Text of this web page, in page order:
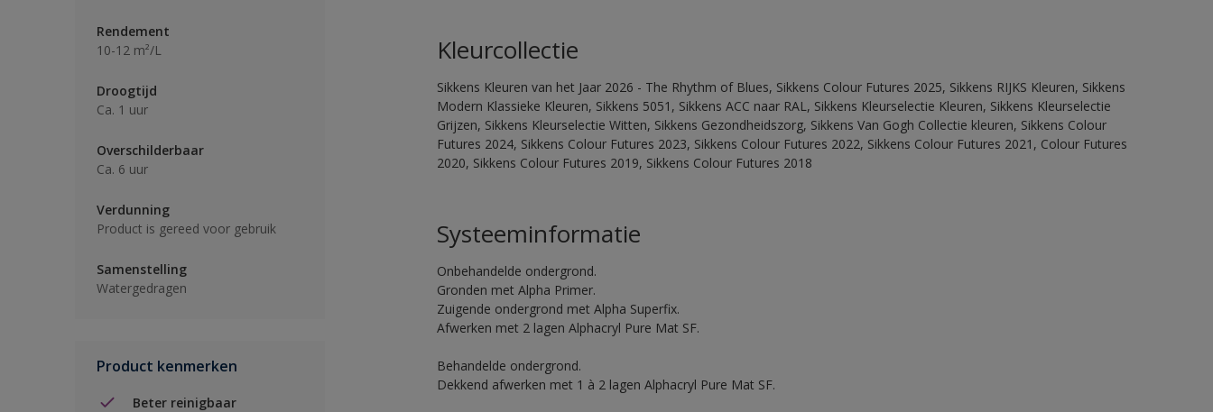
Rendement
10-12 m²/L
Droogtijd
Ca. 1 uur
Overschilderbaar
Ca. 6 uur
Verdunning
Product is gereed voor gebruik
Samenstelling
Watergedragen
Product kenmerken
Beter reinigbaar
Kleurcollectie
Sikkens Kleuren van het Jaar 2026 - The Rhythm of Blues, Sikkens Colour Futures 2025, Sikkens RIJKS Kleuren, Sikkens
Modern Klassieke Kleuren, Sikkens 5051, Sikkens ACC naar RAL, Sikkens Kleurselectie Kleuren, Sikkens Kleurselectie
Grijzen, Sikkens Kleurselectie Witten, Sikkens Gezondheidszorg, Sikkens Van Gogh Collectie kleuren, Sikkens Colour
Futures 2024, Sikkens Colour Futures 2023, Sikkens Colour Futures 2022, Sikkens Colour Futures 2021, Colour Futures
2020, Sikkens Colour Futures 2019, Sikkens Colour Futures 2018
Systeeminformatie
Onbehandelde ondergrond.
Gronden met Alpha Primer.
Zuigende ondergrond met Alpha Superfix.
Afwerken met 2 lagen Alphacryl Pure Mat SF.
Behandelde ondergrond.
Dekkend afwerken met 1 à 2 lagen Alphacryl Pure Mat SF.